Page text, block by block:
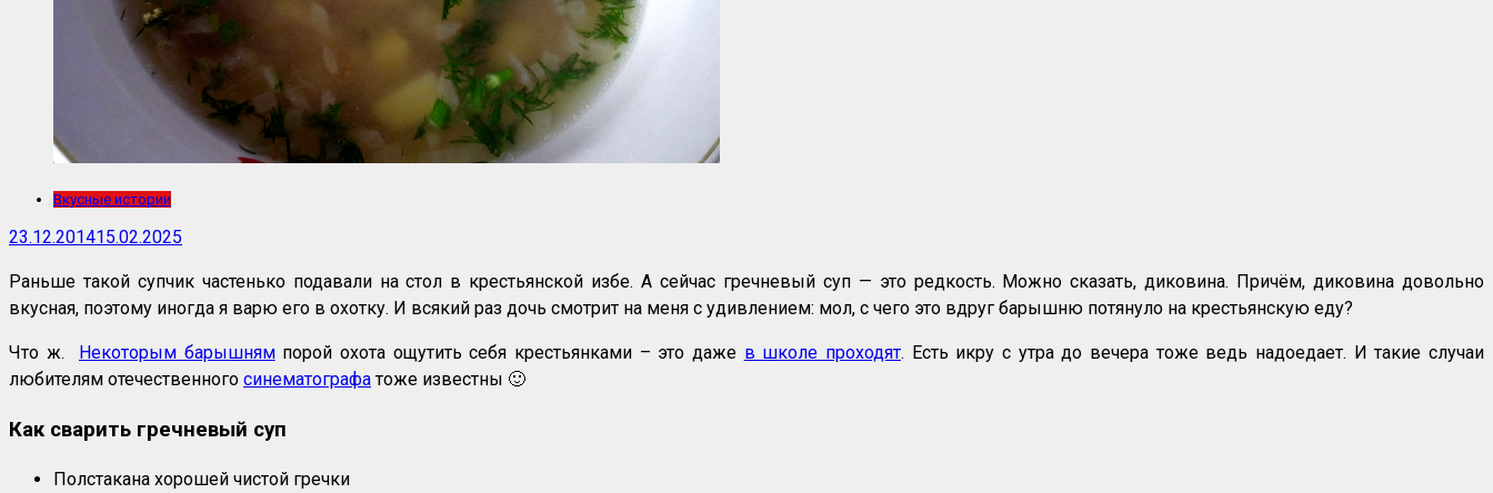
Вкусные истории
23.12.201415.02.2025
Раньше такой супчик частенько подавали на стол в крестьянской избе. А сейчас гречневый суп — это редкость. Можно сказать, диковина. Причём, диковина довольно
вкусная, поэтому иногда я варю его в охотку. И всякий раз дочь смотрит на меня с удивлением: мол, с чего это вдруг барышню потянуло на крестьянскую еду?
Что ж. Некоторым барышнямпорой охота ощутить себя крестьянками – это даже в школе проходят. Есть икру с утра до вечера тоже ведь надоедает. И такие случаи
любителям отечественного синематографа тоже известны 🙂
Как сварить гречневый суп
Полстакана хорошей чистой гречки